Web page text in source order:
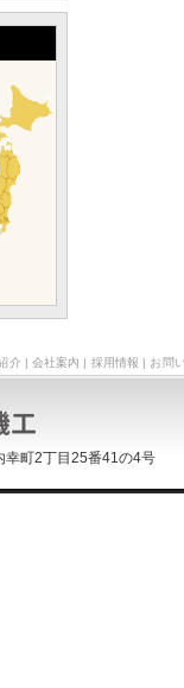
介 | 会社案内 | 採用情報 | お問
幸町2丁目25番41の4号